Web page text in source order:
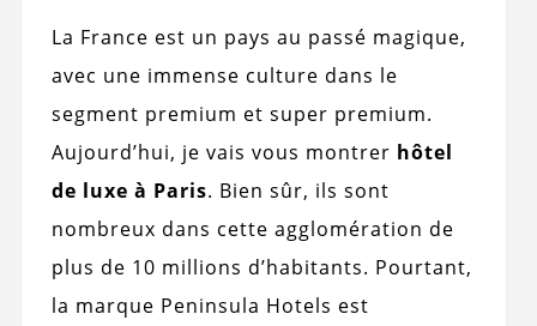
La France est un pays au passé magique,
avec une immense culture dans le
segment premium et super premium.
Aujourd’hui, je vais vous montrer hôtel
de luxe à Paris. Bien sûr, ils sont
nombreux dans cette agglomération de
plus de 10 millions d’habitants. Pourtant,
la marque Peninsula Hotels est